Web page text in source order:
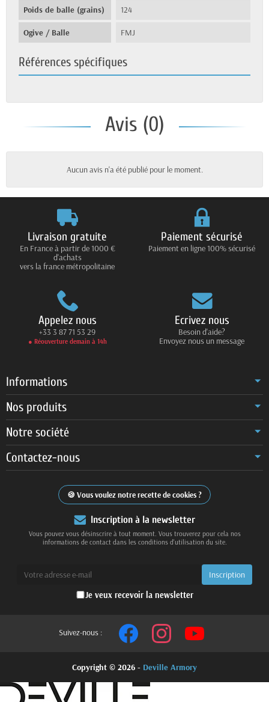
Poids de balle (grains) 124
Ogive / Balle FMJ
Références spécifiques
Avis (0)
Aucun avis n'a été publié pour le moment.
Livraison gratuite
En France à partir de 1000 €
d'achats
vers la france métropolitaine
Paiement sécurisé
Paiement en ligne 100% sécurisé
Appelez nous
+33 3 87 71 53 29
● Réouverture demain à 14h
Ecrivez nous
Besoin d'aide?
Envoyez nous un message
Informations
Nos produits
Notre société
Contactez-nous
Vous voulez notre recette de cookies ?
Inscription à la newsletter
Vous pouvez vous désinscrire à tout moment. Vous trouverez pour cela nos
informations de contact dans les conditions d'utilisation du site.
Je veux recevoir la newsletter
Suivez-nous :
Copyright © 2026 - Deville Armory